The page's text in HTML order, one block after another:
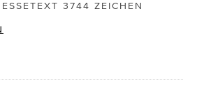
3744 ZEICHEN